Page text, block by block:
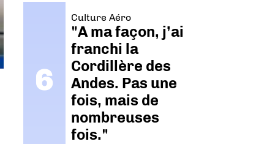
Culture Aéro
"A ma façon, j’ai
franchi la
Cordillère des
Andes. Pas une
fois, mais de
nombreuses
fois."